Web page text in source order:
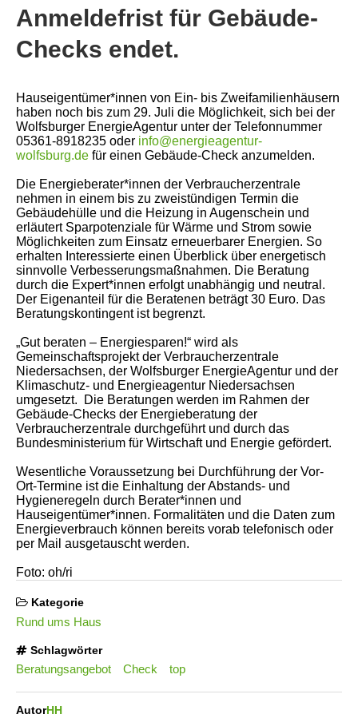
Anmeldefrist für Gebäude-
Checks endet.
Hauseigentümer*innen von Ein- bis Zweifamilienhäusern
haben noch bis zum 29. Juli die Möglichkeit, sich bei der
Wolfsburger EnergieAgentur unter der Telefonnummer
05361-8918235 oder info@energieagentur-
wolfsburg.de für einen Gebäude-Check anzumelden.
Die Energieberater*innen der Verbraucherzentrale
nehmen in einem bis zu zweistündigen Termin die
Gebäudehülle und die Heizung in Augenschein und
erläutert Sparpotenziale für Wärme und Strom sowie
Möglichkeiten zum Einsatz erneuerbarer Energien. So
erhalten Interessierte einen Überblick über energetisch
sinnvolle Verbesserungsmaßnahmen. Die Beratung
durch die Expert*innen erfolgt unabhängig und neutral.
Der Eigenanteil für die Beratenen beträgt 30 Euro. Das
Beratungskontingent ist begrenzt.
„Gut beraten – Energiesparen!“ wird als
Gemeinschaftsprojekt der Verbraucherzentrale
Niedersachsen, der Wolfsburger EnergieAgentur und der
Klimaschutz- und Energieagentur Niedersachsen
umgesetzt. Die Beratungen werden im Rahmen der
Gebäude-Checks der Energieberatung der
Verbraucherzentrale durchgeführt und durch das
Bundesministerium für Wirtschaft und Energie gefördert.
Wesentliche Voraussetzung bei Durchführung der Vor-
Ort-Termine ist die Einhaltung der Abstands- und
Hygieneregeln durch Berater*innen und
Hauseigentümer*innen. Formalitäten und die Daten zum
Energieverbrauch können bereits vorab telefonisch oder
per Mail ausgetauscht werden.
Foto: oh/ri
Kategorie
Rund ums Haus
Schlagwörter
Beratungsangebot Check top
AutorHH